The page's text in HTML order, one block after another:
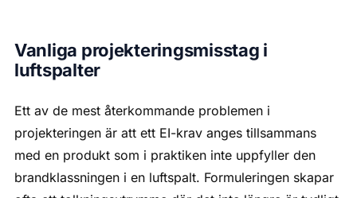
Vanliga projekteringsmisstag i
luftspalter
Ett av de mest återkommande problemen i
projekteringen är att ett EI-krav anges tillsammans
med en produkt som i praktiken inte uppfyller den
brandklassningen i en luftspalt. Formuleringen skapar